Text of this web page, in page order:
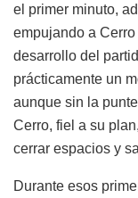
el primer minuto,
empujando a
desarrollo del
prácticamente un
aunque sin la
Cerro, fiel a su
cerrar espacios y
Durante esos